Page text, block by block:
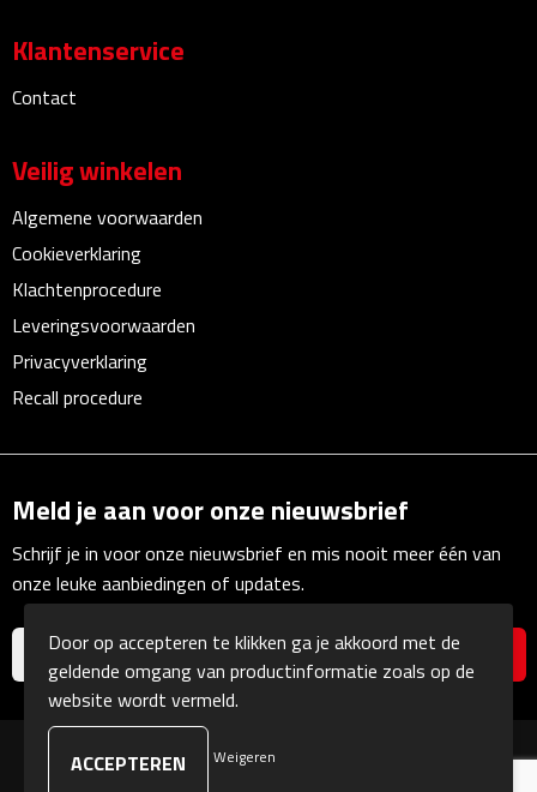
Bureau ventilatoren
Boekenleggers
Briefopeners
Gummen
Magneten
Muismatten
Pennen etui's
Pennenhouders
Puntenslijpers
Document- & Schrijfmappen
Klantenservice
Contact
Veilig winkelen
Algemene voorwaarden
Cookieverklaring
Klachtenprocedure
Leveringsvoorwaarden
Privacyverklaring
Recall procedure
Meld je aan voor onze nieuwsbrief
Schrijf je in voor onze nieuwsbrief en mis nooit meer één van
onze leuke aanbiedingen of updates.
© Copyright Kranengeschenken 2026
Door op accepteren te klikken ga je akkoord met de
geldende omgang van productinformatie zoals op de
website wordt vermeld.
Weigeren